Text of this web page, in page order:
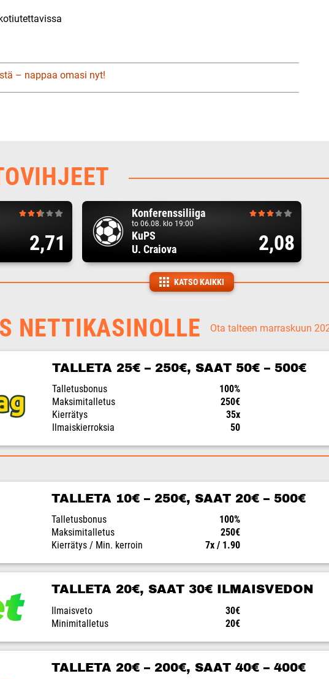
– nappaa omasi nyt!
2,71
Konferenssiliiga
to 06.08. klo 19:00
KuPS
U. Craiova
2,08
KATSO KAIKKI
NETTIKASINOLLE Ota talteen marraskuun
TALLETA 25€ – 250€, SAAT 50€ – 500€
Talletusbonus
100%
Maksimitalletus
250€
Kierrätys
35x
Ilmaiskierroksia
50
TALLETA 10€ – 250€, SAAT 20€ – 500€
Talletusbonus
100%
Maksimitalletus
250€
Kierrätys / Min. kerroin
7x / 1.90
TALLETA 20€, SAAT 30€ ILMAISVEDON
Ilmaisveto
30€
Minimitalletus
20€
TALLETA 20€ – 200€, SAAT 40€ – 400€